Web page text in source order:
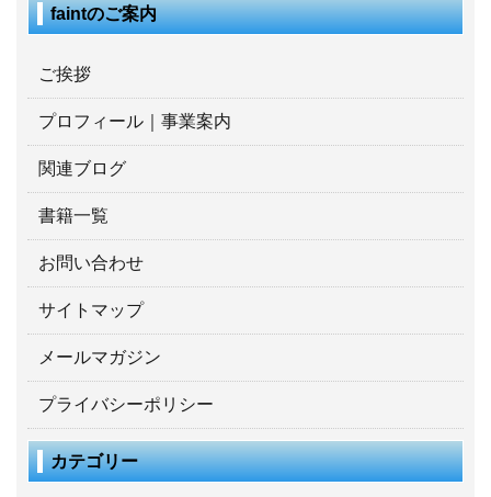
faintのご案内
ご挨拶
プロフィール｜事業案内
関連ブログ
書籍一覧
お問い合わせ
サイトマップ
メールマガジン
プライバシーポリシー
カテゴリー